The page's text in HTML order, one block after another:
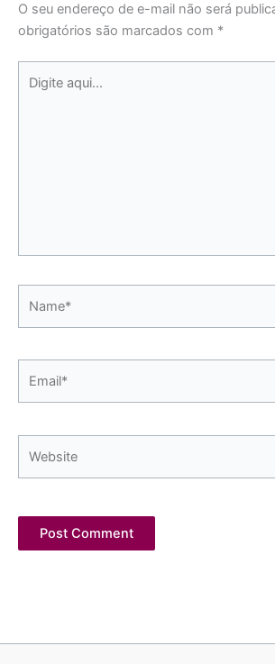
O seu endereço de e-mail não será
obrigatórios são marcados com *
aqui...